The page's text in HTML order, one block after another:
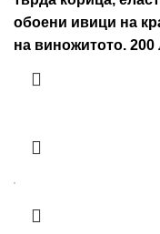
обоени ивици на
на виножитото. 200